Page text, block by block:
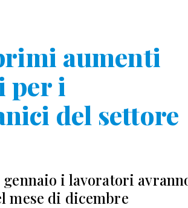
aumenti
per i
del settore
gennaio i lavoratori
mese di dicembre